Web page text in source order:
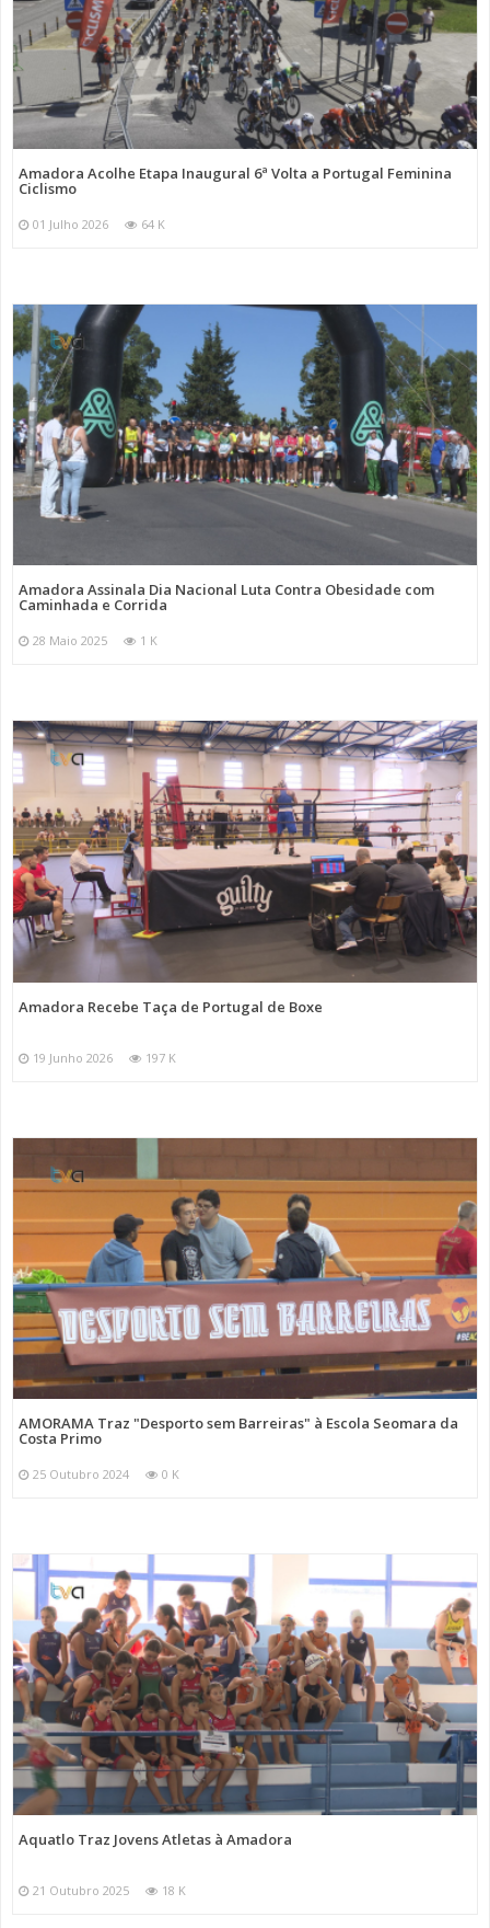
Amadora Acolhe Etapa Inaugural 6ª Volta a Portugal Feminina
Ciclismo
01 Julho 2026 64 K
Amadora Assinala Dia Nacional Luta Contra Obesidade com
Caminhada e Corrida
28 Maio 2025 1 K
Amadora Recebe Taça de Portugal de Boxe
19 Junho 2026 197 K
AMORAMA Traz "Desporto sem Barreiras" à Escola Seomara da
Costa Primo
25 Outubro 2024 0 K
Aquatlo Traz Jovens Atletas à Amadora
21 Outubro 2025 18 K